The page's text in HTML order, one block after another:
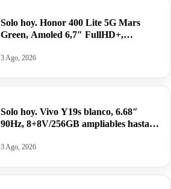
Solo hoy. Honor 400 Lite 5G Mars
Green, Amoled 6,7″ FullHD+,
por 168,20€.
3 Ago, 2026
Solo hoy. Vivo Y19s blanco, 6.68″
90Hz, 8+8V/256GB ampliables hasta
5150mAh/44W por 84,91€.
3 Ago, 2026